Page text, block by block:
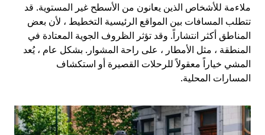
ملاءمة للأشخاص الذين يعانون من الأسطح غير المستوية. قد
تتطلب المسافات بين المواقع الرئيسية التخطيط ، لأن بعض
المناطق أكثر انتشاراً. وقد تؤثر الظروف الجوية المعتادة في
المنطقة ، مثل الأمطار ، على راحة المشوار. بشكل عام ، يُعد
المشي خياراً معقولاً للرحلات القصيرة أو استكشاف
المسارات المحلية.